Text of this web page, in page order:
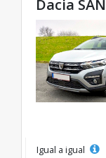
Dacia
Igual a igual